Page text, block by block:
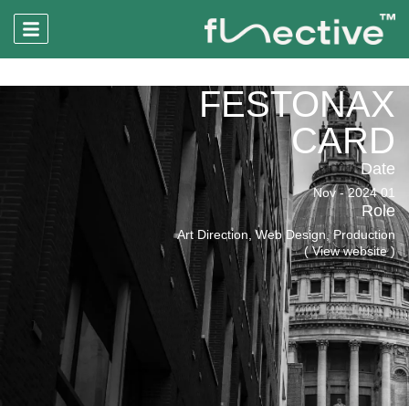
FESTONAX
CARD
Date
01 Nov - 2024
Role
Art Direction, Web Design, Production
( View website )